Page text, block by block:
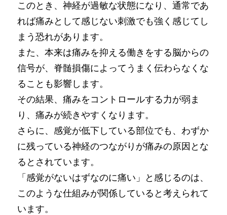
このとき、神経が過敏な状態になり、通常であ
れば痛みとして感じない刺激でも強く感じてし
まう恐れがあります。
また、本来は痛みを抑える働きをする脳からの
信号が、脊髄損傷によってうまく伝わらなくな
ることも影響します。
その結果、痛みをコントロールする力が弱ま
り、痛みが続きやすくなります。
さらに、感覚が低下している部位でも、わずか
に残っている神経のつながりが痛みの原因とな
るとされています。
「感覚がないはずなのに痛い」と感じるのは、
このような仕組みが関係していると考えられて
います。